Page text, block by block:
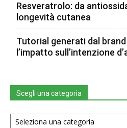
Resveratrolo: da
longevità cutanea
Tutorial generati dal
l’impatto sull’intenzione
Scegli una categoria
Scegli
una